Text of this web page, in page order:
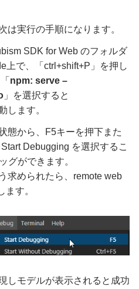
は実行の手順になります。
SDK for Web のフォルダ
上で、「ctrl+shift+P」を押し
npm: serve –
」を選択すると
します。
態から、F5キーを押下また
Debugging を選択するこ
グができます。
求められたら、remote web
す。
しモデルが表示されると成功